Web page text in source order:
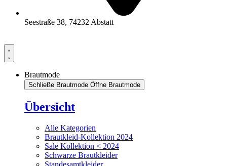
Seestraße 38, 74232 Abstatt
Brautmode
Schließe Brautmode Öffne Brautmode
Übersicht
Alle Kategorien
Brautkleid-Kollektion 2024
Sale Kollektion < 2024
Schwarze Brautkleider